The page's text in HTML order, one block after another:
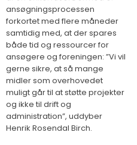
ansøgningsprocessen
forkortet med flere måneder
samtidig med, at der spares
både tid og ressourcer for
ansøgere og foreningen: ”Vi vil
gerne sikre, at så mange
midler som overhovedet
muligt går til at støtte projekter
og ikke til drift og
administration”, uddyber
Henrik Rosendal Birch.